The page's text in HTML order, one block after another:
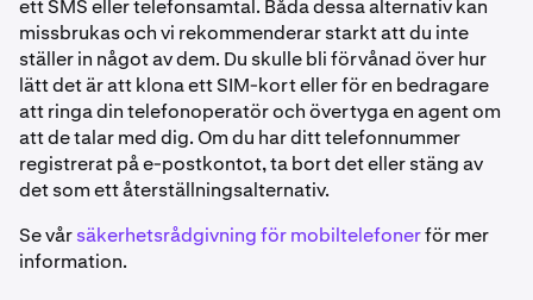
ett SMS eller telefonsamtal. Båda dessa alternativ kan
missbrukas och vi rekommenderar starkt att du inte
ställer in något av dem. Du skulle bli förvånad över hur
lätt det är att klona ett SIM-kort eller för en bedragare
att ringa din telefonoperatör och övertyga en agent om
att de talar med dig. Om du har ditt telefonnummer
registrerat på e-postkontot, ta bort det eller stäng av
det som ett återställningsalternativ.
Se vårsäkerhetsrådgivning för mobiltelefonerför mer
information.